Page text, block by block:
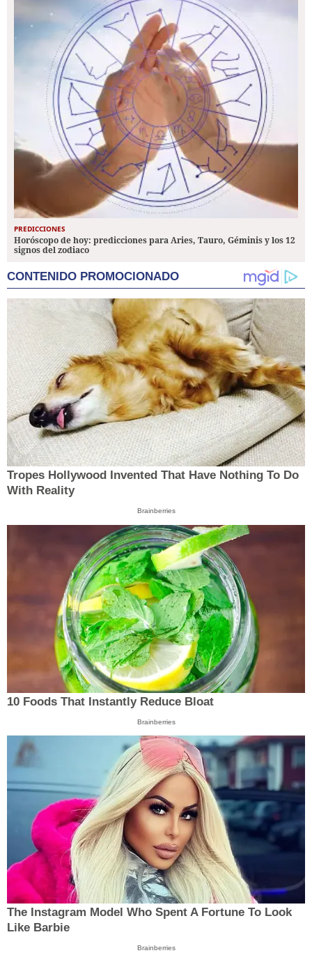
PREDICCIONES
Horóscopo de hoy: predicciones para Aries, Tauro, Géminis y los 12
signos del zodiaco
CONTENIDO PROMOCIONADO
Tropes Hollywood Invented That Have Nothing To Do
With Reality
Brainberries
10 Foods That Instantly Reduce Bloat
Brainberries
The Instagram Model Who Spent A Fortune To Look
Like Barbie
Brainberries